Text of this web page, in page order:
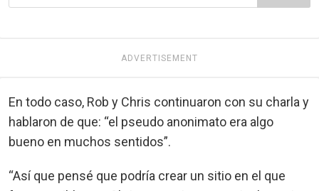
ADVERTISEMENT
En todo caso, Rob y Chris continuaron con su charla y
hablaron de que: “el pseudo anonimato era algo
bueno en muchos sentidos”.
“Así que pensé que podría crear un sitio en el que